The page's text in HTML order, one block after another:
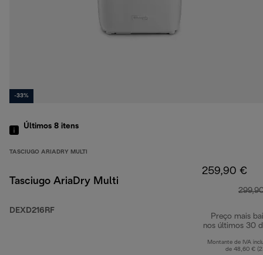
-33%
Últimos 8 itens
TASCIUGO ARIADRY MULTI
Tasciugo AriaDry Multi
DEXD216RF
259,90 €
Preço mais
nos últimos 30
Montante de IVA
de 48,60 €